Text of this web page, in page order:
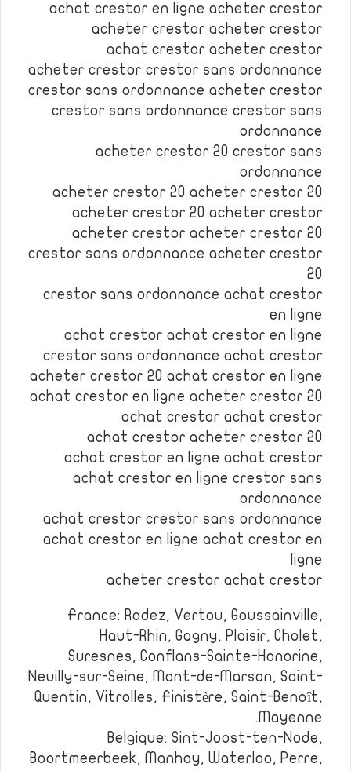
achat crestor en ligne acheter crestor
acheter crestor acheter crestor
achat crestor acheter crestor
acheter crestor crestor sans ordonnance
crestor sans ordonnance acheter crestor
crestor sans ordonnance crestor sans
ordonnance
acheter crestor 20 crestor sans
ordonnance
acheter crestor 20 acheter crestor 20
acheter crestor 20 acheter crestor
acheter crestor acheter crestor 20
crestor sans ordonnance acheter crestor
20
crestor sans ordonnance achat crestor
en ligne
achat crestor achat crestor en ligne
crestor sans ordonnance achat crestor
acheter crestor 20 achat crestor en ligne
achat crestor en ligne acheter crestor 20
achat crestor achat crestor
achat crestor acheter crestor 20
achat crestor en ligne achat crestor
achat crestor en ligne crestor sans
ordonnance
achat crestor crestor sans ordonnance
achat crestor en ligne achat crestor en
ligne
acheter crestor achat crestor
France: Rodez, Vertou, Goussainville,
Haut-Rhin, Gagny, Plaisir, Cholet,
Suresnes, Conflans-Sainte-Honorine,
Neuilly-sur-Seine, Mont-de-Marsan, Saint-
Quentin, Vitrolles, Finistère, Saint-Benoît,
Mayenne.
Belgique: Sint-Joost-ten-Node,
Boortmeerbeek, Manhay, Waterloo, Perre,